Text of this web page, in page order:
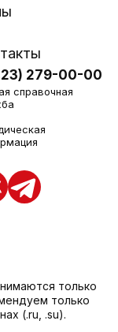
279-00-00
справочная
только
только
(.ru, .su).